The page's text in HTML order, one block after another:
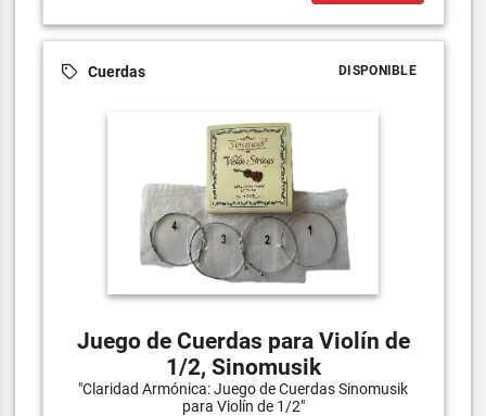
Cuerdas DISPONIBLE
Juego de Cuerdas para Violín de
1/2, Sinomusik
"Claridad Armónica: Juego de Cuerdas Sinomusik
para Violín de 1/2"